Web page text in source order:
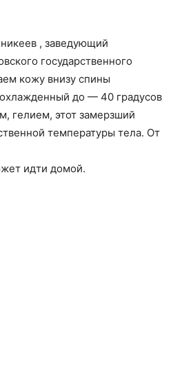
, заведующий
государственного
кожу внизу спины
до — 40 градусов
гелием, этот замерзший
температуры тела. От
идти домой.